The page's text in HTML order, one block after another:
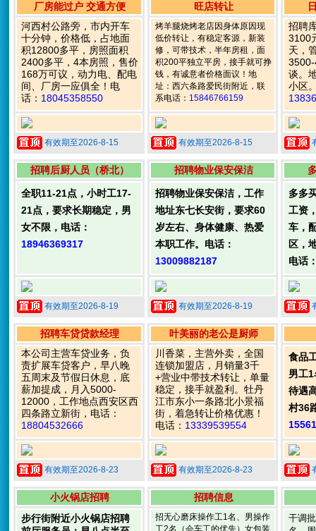
厂房能过户 交通方便
河西村公路旁，市内开车
十分钟，价格低，占地面
积12800多平，房照面积
2400多平，4本房照，售价
168万可议，动力电、配电
间、厂房一应俱全！电
话： 18045358550
有效期至2026-8-15
旺店转让
烤羊腿烧烤老店因身体原因现
低价转让，有稳定客源，新装
修，可带技术，半年房租，面
积200平独立平房，接手就可挣
钱，有诚意者价格面议！地
址：西六条路爱民街附近，联
系电话： 15846766159
有效期至2026-8-15
招聘
3100
天，
谈。
小区
招聘后厨人员（桥北）
全职11-21点，小时工17-
21点，要求长期稳定，男
女不限，电话：
18946369317
有效期至2026-8-19
招聘物业保安保洁
招聘物业保安保洁，工作
地址东七长安街，要求60
岁左右、身体健康、热爱
本职工作。电话：
13009882187
有效期至2026-8-19
多多
工资
车，
区，
电话
招聘车贷贷款经理
本公司主营车贷业务，负
责扩展车贷客户，早八晚
五周末及节假日休息，底
薪加提成，月入5000-
12000，工作地点西安区西
四条路立新街，电话：
18804532666
有效期至2026-8-23
叶美丽的老公是厨师
川香菜，主营外卖，全国
连锁加盟店，月销量3千
+营业中带技术转让，单量
稳定，接手就盈利。牡丹
江市东小一条路北小景福
街，着急转让价格优惠！
电话： 13339539554
有效期至2026-8-23
食品
男工
待遇
村36
小火锅店招聘
步行街附近小火锅店招聘
招聘信息
招无心磨床操作工1名、男操作
工2名（会车工的优先）女包装
干调